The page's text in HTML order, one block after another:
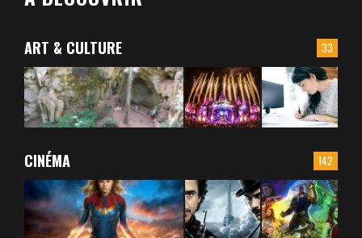
33
ART & CULTURE
142
CINÉMA